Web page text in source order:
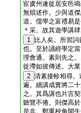
宦虞州遂徙居安邑
無煩述作。少與道
道。儒學之富禮易
＊采。故其遊學講
1
比人矣。所習
也。至於誦經學定
理會通。素則先之
徙滯如彼傳述。大
2 清素接軫相尋
遍。續講成實將二
之。其爲講也片言
聽覽不倦。則傑高
是非。鄭重校角開